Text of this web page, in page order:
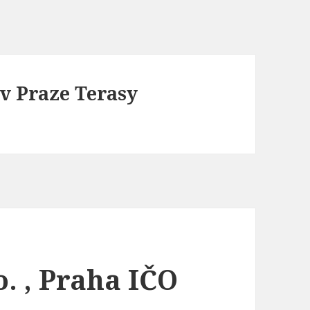
Terasy
, Praha IČO